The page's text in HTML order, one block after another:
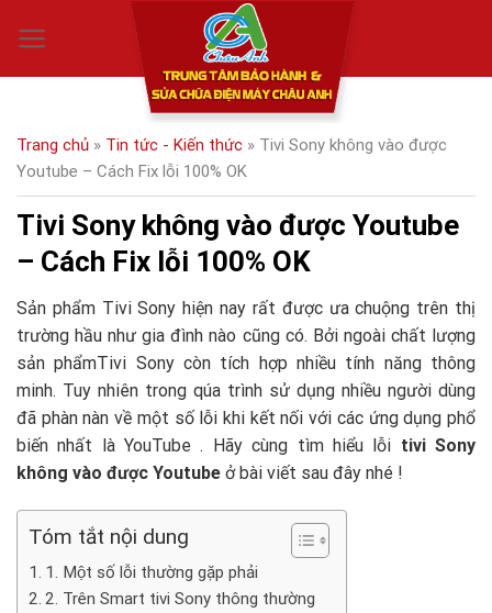
Trang chủ » Tin tức - Kiến thức » Tivi Sony không vào được
Youtube – Cách Fix lỗi 100% OK
Tivi Sony không vào được Youtube
– Cách Fix lỗi 100% OK
Sản phẩm Tivi Sony hiện nay rất được ưa chuộng trên thị
trường hầu như gia đình nào cũng có. Bởi ngoài chất lượng
sản phẩmTivi Sony còn tích hợp nhiều tính năng thông
minh. Tuy nhiên trong qúa trình sử dụng nhiều người dùng
đã phàn nàn về một số lỗi khi kết nối với các ứng dụng phổ
biến nhất là YouTube . Hãy cùng tìm hiểu lỗi tivi Sony
không vào được Youtube ở bài viết sau đây nhé !
Tóm tắt nội dung
1. Một số lỗi thường gặp phải
2. Trên Smart tivi Sony thông thường